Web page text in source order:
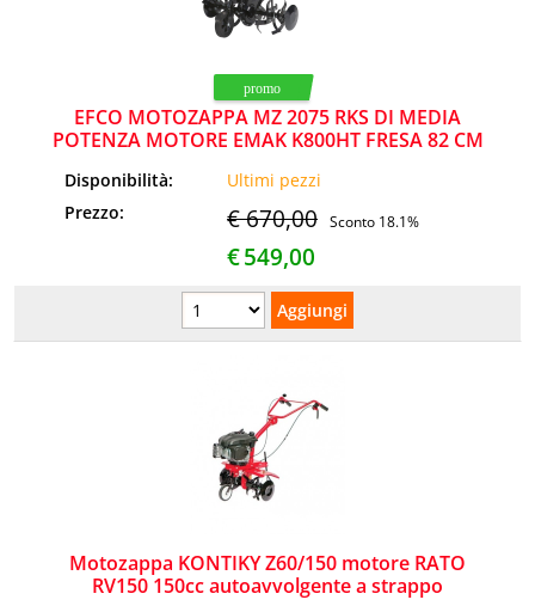
EFCO MOTOZAPPA MZ 2075 RKS DI MEDIA
POTENZA MOTORE EMAK K800HT FRESA 82 CM
Disponibilità:
Ultimi pezzi
Prezzo:
€ 670,00 Sconto 18.1%
€549,00
Motozappa KONTIKY Z60/150 motore RATO
RV150 150cc autoavvolgente a strappo